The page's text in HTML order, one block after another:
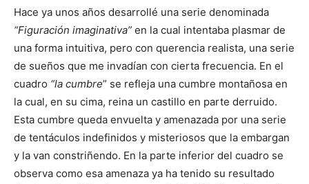
Hace ya unos años desarrollé una serie denominada
“Figuración imaginativa” en la cual intentaba plasmar de
una forma intuitiva, pero con querencia realista, una serie
de sueños que me invadían con cierta frecuencia. En el
cuadro “la cumbre” se refleja una cumbre montañosa en
la cual, en su cima, reina un castillo en parte derruido.
Esta cumbre queda envuelta y amenazada por una serie
de tentáculos indefinidos y misteriosos que la embargan
y la van constriñendo. En la parte inferior del cuadro se
observa como esa amenaza ya ha tenido su resultado